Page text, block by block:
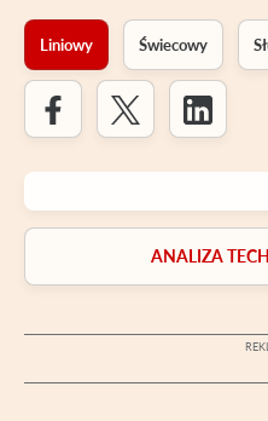
Liniowy Świecowy
ANALIZA